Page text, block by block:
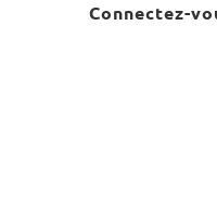
Connectez-